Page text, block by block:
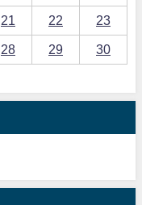
21 22 23
28 29
30